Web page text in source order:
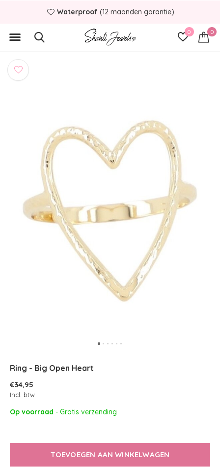
0 0
Waterproof (12 maanden garantie)
Ring - Big Open Heart
€34,95
Incl. btw
Op voorraad - Gratis verzending
TOEVOEGEN AAN WINKELWAGEN